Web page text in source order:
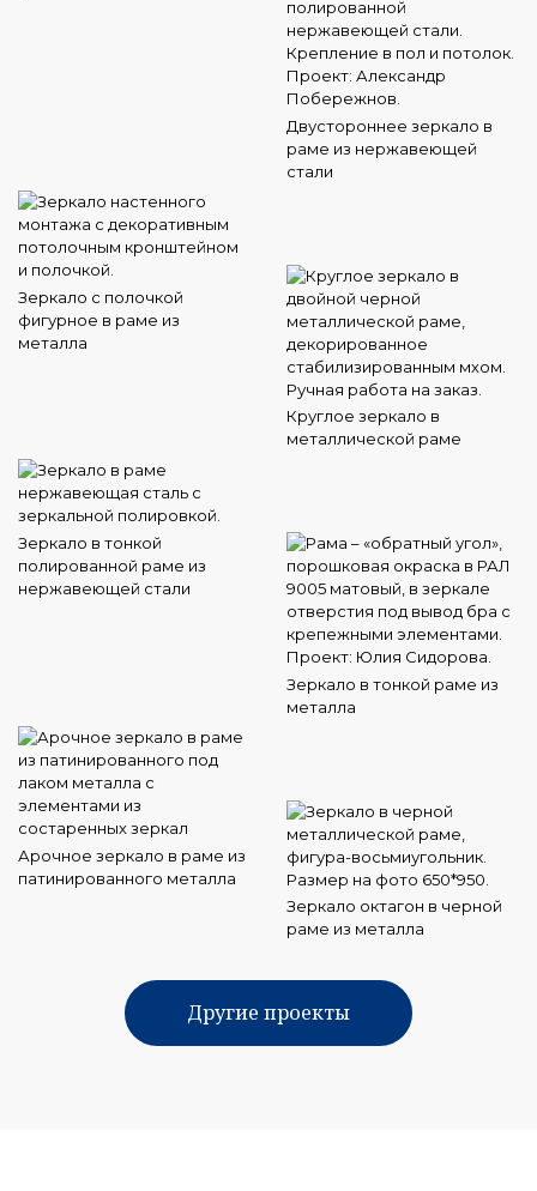
Двустороннее зеркало в
раме из нержавеющей
стали
Зеркало с полочкой
фигурное в раме из
металла
Круглое зеркало в
металлической раме
Зеркало в тонкой
полированной раме из
нержавеющей стали
Зеркало в тонкой раме из
металла
Арочное зеркало в раме из
патинированного металла
Зеркало октагон в черной
раме из металла
Другие проекты